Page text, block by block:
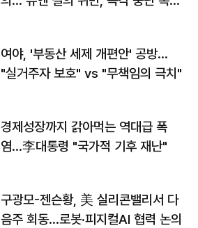
여야, '부동산 세제 개편안' 공방…
"실거주자 보호" vs "무책임의 극치"
경제성장까지 갉아먹는 역대급 폭
염…李대통령 "국가적 기후 재난"
구광모-젠슨황, 美 실리콘밸리서 다
음주 회동…로봇·피지컬AI 협력 논의